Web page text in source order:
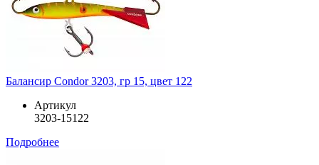
Балансир Condor 3203, гр 15, цвет 122
Артикул
3203-15122
Подробнее